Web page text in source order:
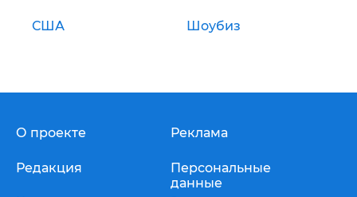
США Шоубиз
О проекте
Редакция
Реклама
Персональные
данные